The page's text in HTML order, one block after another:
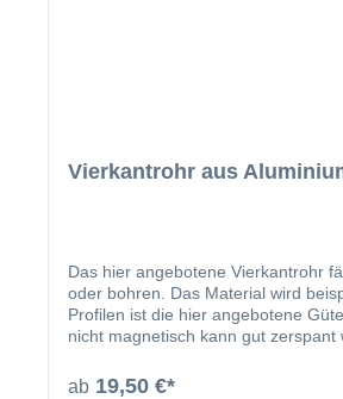
Vierkantrohr aus
Das hier angebotene Vierkantrohr
oder bohren. Das Material wird beispielsweise in den folgenden Bereichen
Profilen ist die hier angebotene Güte EN
nicht magnetisch kann gut
ab 19,50 €*